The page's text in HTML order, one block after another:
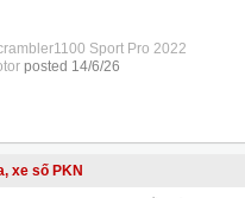
Sport Pro 2022
posted 14/6/26
xe số PKN